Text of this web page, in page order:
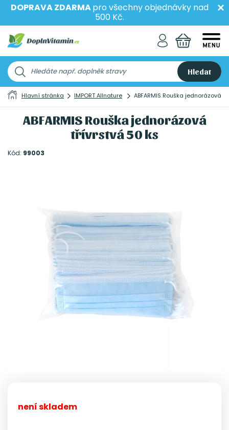
DOPRAVA ZDARMApro všechny objednávky nad
500 Kč.
Hledat
Hlavní stránka IMPORT Allnature ABFARMIS Rouška jednorázová
ABFARMIS Rouška jednorázová
třívrstvá 50 ks
Kód: 99003
není skladem